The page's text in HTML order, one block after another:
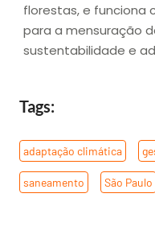
florestas, e funciona
para a mensuração
sustentabilidade e
Tags:
adaptação climática
saneamento São Paulo